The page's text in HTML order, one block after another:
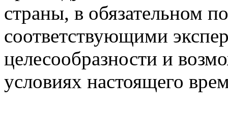
страны, в обязательном
соответствующими
целесообразности и
условиях настоящего